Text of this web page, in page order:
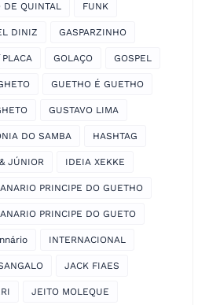
DE QUINTAL FUNK
DINIZ GASPARZINHO
GOLAÇO GOSPEL
GUETHO É GUETHO
GUSTAVO LIMA
DO SAMBA HASHTAG
JÚNIOR IDEIA XEKKE
PRINCIPE DO GUETHO
PRINCIPE DO GUETO
INTERNACIONAL
JACK FIAES
JEITO MOLEQUE